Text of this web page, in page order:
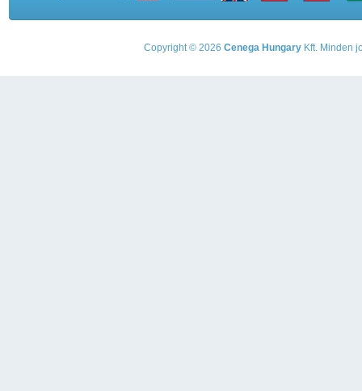
Copyright © 2026 Cenega Hungary Kft. Minden